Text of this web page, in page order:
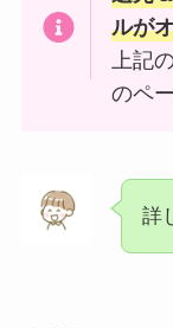
ルが
上記
のペ
詳